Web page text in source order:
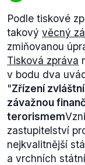
Podle tiskové
takový věcný
zmiňovanou
Tisková zpráva
v bodu dva
"Zřízení
závažnou
terorismem
zastupitelství
nejkvalitnější
a vrchních